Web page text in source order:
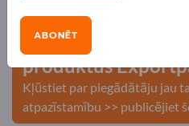
Publicējiet savu
produktus
Kļūstiet par piegādātāju jau
atpazīstamību >> publicējiet
ABONĒT